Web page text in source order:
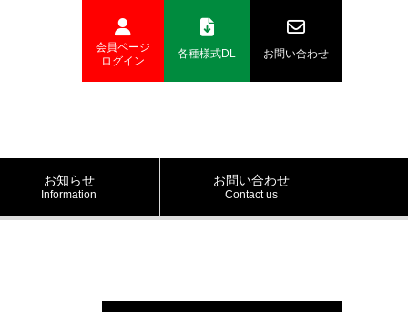
会員ページ
ログイン
各種様式DL お問い合わせ
お知らせ
Information
お問い合わせ
Contact us